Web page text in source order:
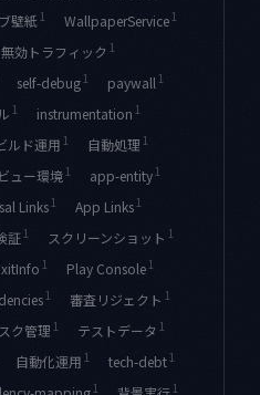
壁紙 1 WallpaperService 1
無効トラフィック 1
self-debug 1 paywall 1
1 instrumentation 1
ルド運用 1 自動処理 1
ュー環境 1 app-entity 1
Links 1 App Links 1
証 1 スクリーンショット 1
1 Play Console 1
1 審査リジェクト 1
ク管理 1 テストデータ 1
自動化運用 1 tech-debt 1
1 1